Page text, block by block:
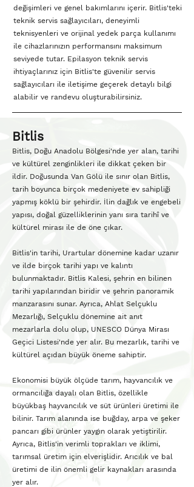
değişimleri ve genel bakımlarını içerir. Bitlis'teki
teknik servis sağlayıcıları, deneyimli
teknisyenleri ve orijinal yedek parça kullanımı
ile cihazlarınızın performansını maksimum
seviyede tutar. Epilasyon teknik servis
ihtiyaçlarınız için Bitlis'te güvenilir servis
sağlayıcıları ile iletişime geçerek detaylı bilgi
alabilir ve randevu oluşturabilirsiniz.
Bitlis
Bitlis, Doğu Anadolu Bölgesi'nde yer alan, tarihi
ve kültürel zenginlikleri ile dikkat çeken bir
ildir. Doğusunda Van Gölü ile sınır olan Bitlis,
tarih boyunca birçok medeniyete ev sahipliği
yapmış köklü bir şehirdir. İlin dağlık ve engebeli
yapısı, doğal güzelliklerinin yanı sıra tarihî ve
kültürel mirası ile de öne çıkar.
Bitlis'in tarihi, Urartular dönemine kadar uzanır
ve ilde birçok tarihi yapı ve kalıntı
bulunmaktadır. Bitlis Kalesi, şehrin en bilinen
tarihi yapılarından biridir ve şehrin panoramik
manzarasını sunar. Ayrıca, Ahlat Selçuklu
Mezarlığı, Selçuklu dönemine ait anıt
mezarlarla dolu olup, UNESCO Dünya Mirası
Geçici Listesi'nde yer alır. Bu mezarlık, tarihi ve
kültürel açıdan büyük öneme sahiptir.
Ekonomisi büyük ölçüde tarım, hayvancılık ve
ormancılığa dayalı olan Bitlis, özellikle
büyükbaş hayvancılık ve süt ürünleri üretimi ile
bilinir. Tarım alanında ise buğday, arpa ve şeker
pancarı gibi ürünler yaygın olarak yetiştirilir.
Ayrıca, Bitlis'in verimli toprakları ve iklimi,
tarımsal üretim için elverişlidir. Arıcılık ve bal
üretimi de ilin önemli gelir kaynakları arasında
yer alır.